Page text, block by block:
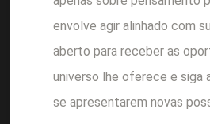
envolve agir alinhado com
aberto para receber as
universo lhe oferece e siga
se apresentarem novas